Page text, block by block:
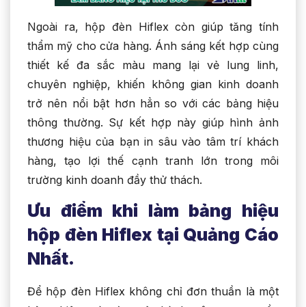
Ngoài ra, hộp đèn Hiflex còn giúp tăng tính
thẩm mỹ cho cửa hàng. Ánh sáng kết hợp cùng
thiết kế đa sắc màu mang lại vẻ lung linh,
chuyên nghiệp, khiến không gian kinh doanh
trở nên nổi bật hơn hẳn so với các bảng hiệu
thông thường. Sự kết hợp này giúp hình ảnh
thương hiệu của bạn in sâu vào tâm trí khách
hàng, tạo lợi thế cạnh tranh lớn trong môi
trường kinh doanh đầy thử thách.
Ưu điểm khi làm bảng hiệu
hộp đèn Hiflex tại Quảng Cáo
Nhất.
Để hộp đèn Hiflex không chỉ đơn thuần là một